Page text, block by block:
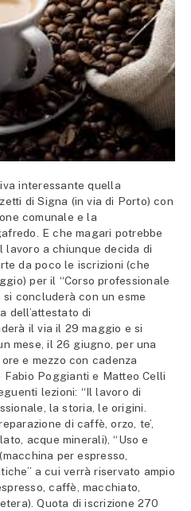
interessante quella
di Signa (in via di Porto) con
comunale e la
E che magari potrebbe
lavoro a chiunque decida di
da poco le iscrizioni (che
per il “Corso professionale
concluderà con un esme
dell’attestato di
il via il 29 maggio e si
mese, il 26 giugno, per una
e mezzo con cadenza
Poggianti e Matteo Celli
lezioni: “Il lavoro di
la storia, le origini.
di caffè, orzo, te’,
acque minerali), “Uso e
per espresso,
a cui verrà riservato ampio
caffè, macchiato,
Quota di iscrizione 270